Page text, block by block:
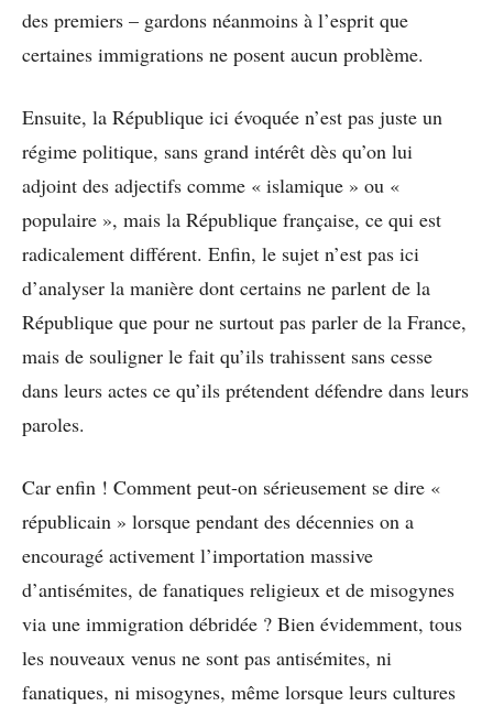
des premiers – gardons néanmoins à l’esprit que
certaines immigrations ne posent aucun problème.
Ensuite, la République ici évoquée n’est pas juste un
régime politique, sans grand intérêt dès qu’on lui
adjoint des adjectifs comme « islamique » ou «
populaire », mais la République française, ce qui est
radicalement différent. Enfin, le sujet n’est pas ici
d’analyser la manière dont certains ne parlent de la
République que pour ne surtout pas parler de la France,
mais de souligner le fait qu’ils trahissent sans cesse
dans leurs actes ce qu’ils prétendent défendre dans leurs
paroles.
Car enfin ! Comment peut-on sérieusement se dire «
républicain » lorsque pendant des décennies on a
encouragé activement l’importation massive
d’antisémites, de fanatiques religieux et de misogynes
via une immigration débridée ? Bien évidemment, tous
les nouveaux venus ne sont pas antisémites, ni
fanatiques, ni misogynes, même lorsque leurs cultures